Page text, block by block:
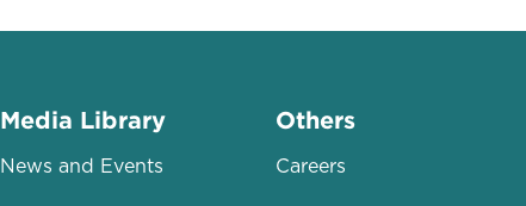
Media Library
News and Events
Others
Careers